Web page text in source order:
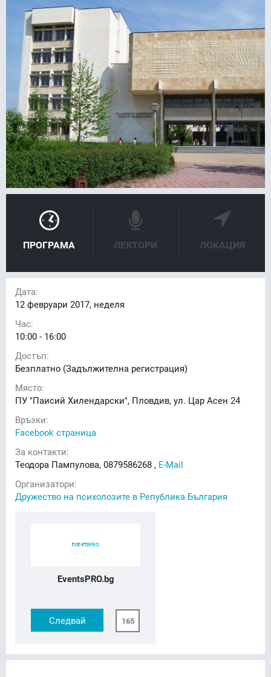
ПРОГРАМА ЛЕКТОРИ ЛОКАЦИЯ
Дата:
12 февруари 2017, неделя
Час:
10:00 - 16:00
Достъп:
Безплатно (Задължителна регистрация)
Място:
ПУ "Паисий Хилендарски", Пловдив, ул. Цар Асен 24
Връзки:
Facebook страница
За контакти:
Теодора Пампулова, 0879586268 , E-Mail
Организатори:
Дружество на психолозите в Република България
EventsPRO.bg
Следвай 165